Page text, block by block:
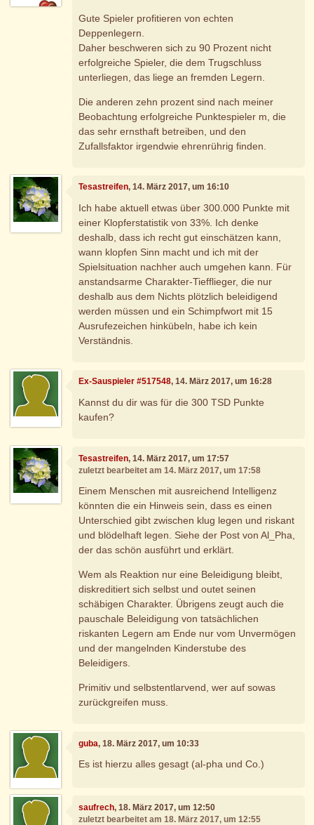
Gute Spieler profitieren von echten
Deppenlegern.
Daher beschweren sich zu 90 Prozent nicht
erfolgreiche Spieler, die dem Trugschluss
unterliegen, das liege an fremden Legern.
Die anderen zehn prozent sind nach meiner
Beobachtung erfolgreiche Punktespieler m, die
das sehr ernsthaft betreiben, und den
Zufallsfaktor irgendwie ehrenrührig finden.
Tesastreifen, 14. März 2017, um 16:10
Ich habe aktuell etwas über 300.000 Punkte mit
einer Klopferstatistik von 33%. Ich denke
deshalb, dass ich recht gut einschätzen kann,
wann klopfen Sinn macht und ich mit der
Spielsituation nachher auch umgehen kann. Für
anstandsarme Charakter-Tiefflieger, die nur
deshalb aus dem Nichts plötzlich beleidigend
werden müssen und ein Schimpfwort mit 15
Ausrufezeichen hinkübeln, habe ich kein
Verständnis.
Ex-Sauspieler #517548, 14. März 2017, um 16:28
Kannst du dir was für die 300 TSD Punkte
kaufen?
Tesastreifen, 14. März 2017, um 17:57
zuletzt bearbeitet am 14. März 2017, um 17:58
Einem Menschen mit ausreichend Intelligenz
könnten die ein Hinweis sein, dass es einen
Unterschied gibt zwischen klug legen und riskant
und blödelhaft legen. Siehe der Post von Al_Pha,
der das schön ausführt und erklärt.
Wem als Reaktion nur eine Beleidigung bleibt,
diskreditiert sich selbst und outet seinen
schäbigen Charakter. Übrigens zeugt auch die
pauschale Beleidigung von tatsächlichen
riskanten Legern am Ende nur vom Unvermögen
und der mangelnden Kinderstube des
Beleidigers.
Primitiv und selbstentlarvend, wer auf sowas
zurückgreifen muss.
guba, 18. März 2017, um 10:33
Es ist hierzu alles gesagt (al-pha und Co.)
saufrech, 18. März 2017, um 12:50
zuletzt bearbeitet am 18. März 2017, um 12:55